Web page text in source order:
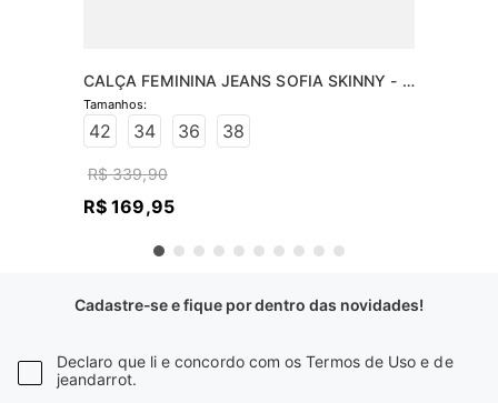
CALÇA FEMININA JEANS SOFIA SKINNY -
JEANS ESCURO
42 34 36 38
R$ 339,90
R$ 169,95
Cadastre-se e fique por dentro das novidades!
Declaro que li e concordo com os Termos de Uso e de
jeandarrot.